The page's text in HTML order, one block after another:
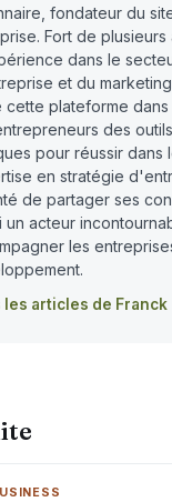
fondateur du
Fort de plusieurs
dans le
et du
cette plateforme
des
pour réussir dans
en stratégie
de partager ses
un acteur
les
les articles de Franck